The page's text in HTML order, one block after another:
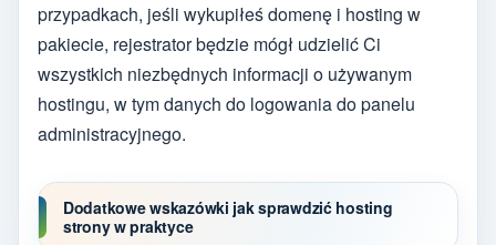
przypadkach, jeśli wykupiłeś domenę i hosting w
pakiecie, rejestrator będzie mógł udzielić Ci
wszystkich niezbędnych informacji o używanym
hostingu, w tym danych do logowania do panelu
administracyjnego.
Dodatkowe wskazówki jak sprawdzić hosting
strony w praktyce